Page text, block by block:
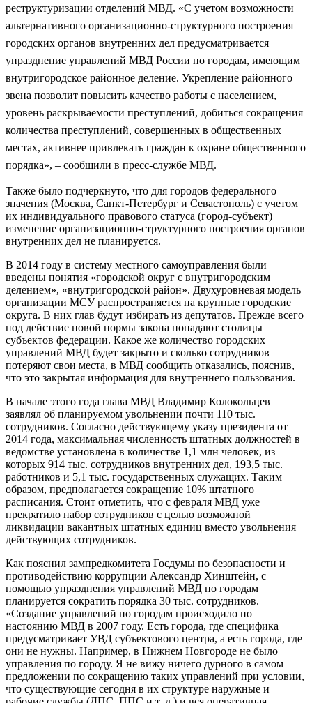
реструктуризации отделений МВД. «С учетом возможности
альтернативного организационно-структурного построения
городских органов внутренних дел предусматривается
упразднение управлений МВД России по городам, имеющим
внутригородское районное деление. Укрепление районного
звена позволит повысить качество работы с населением,
уровень раскрываемости преступлений, добиться сокращения
количества преступлений, совершенных в общественных
местах, активнее привлекать граждан к охране общественного
порядка», – сообщили в пресс-службе МВД.
Также было подчеркнуто, что для городов федерального
значения (Москва, Санкт-Петербург и Севастополь) с учетом
их индивидуального правового статуса (город-субъект)
изменение организационно-структурного построения органов
внутренних дел не планируется.
В 2014 году в систему местного самоуправления были
введены понятия «городской округ с внутригородским
делением», «внутригородской район». Двухуровневая модель
организации МСУ распространяется на крупные городские
округа. В них глав будут избирать из депутатов. Прежде всего
под действие новой нормы закона попадают столицы
субъектов федерации. Какое же количество городских
управлений МВД будет закрыто и сколько сотрудников
потеряют свои места, в МВД сообщить отказались, пояснив,
что это закрытая информация для внутреннего пользования.
В начале этого года глава МВД Владимир Колокольцев
заявлял об планируемом увольнении почти 110 тыс.
сотрудников. Согласно действующему указу президента от
2014 года, максимальная численность штатных должностей в
ведомстве установлена в количестве 1,1 млн человек, из
которых 914 тыс. сотрудников внутренних дел, 193,5 тыс.
работников и 5,1 тыс. государственных служащих. Таким
образом, предполагается сокращение 10% штатного
расписания. Стоит отметить, что с февраля МВД уже
прекратило набор сотрудников с целью возможной
ликвидации вакантных штатных единиц вместо увольнения
действующих сотрудников.
Как пояснил зампредкомитета Госдумы по безопасности и
противодействию коррупции Александр Хинштейн, с
помощью упразднения управлений МВД по городам
планируется сократить порядка 30 тыс. сотрудников.
«Создание управлений по городам происходило по
настоянию МВД в 2007 году. Есть города, где специфика
предусматривает УВД субъектового центра, а есть города, где
они не нужны. Например, в Нижнем Новгороде не было
управления по городу. Я не вижу ничего дурного в самом
предложении по сокращению таких управлений при условии,
что существующие сегодня в их структуре наружные и